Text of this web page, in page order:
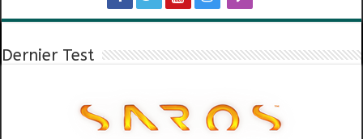
Dernier Test